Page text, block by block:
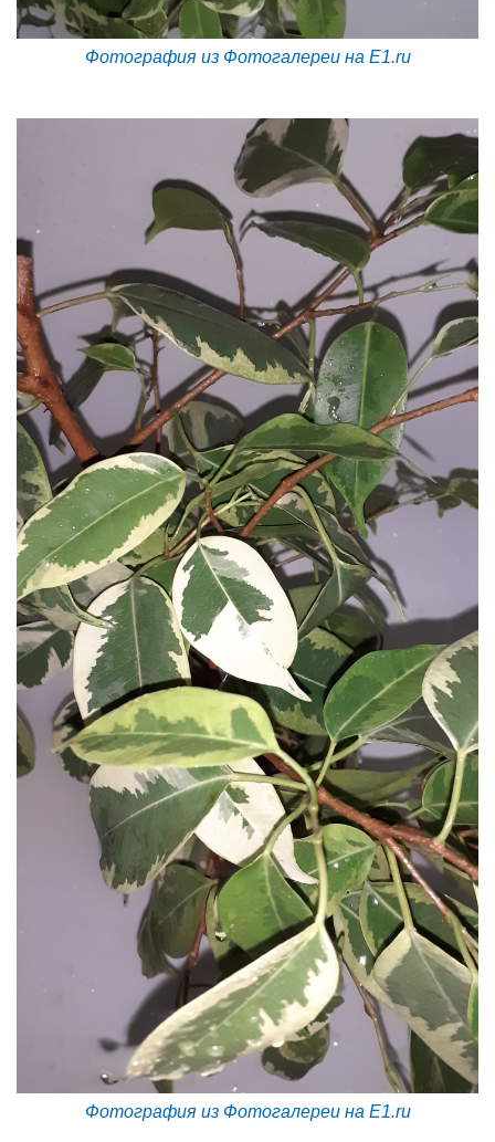
Фотография из Фотогалереи на E1.ru
Фотография из Фотогалереи на E1.ru